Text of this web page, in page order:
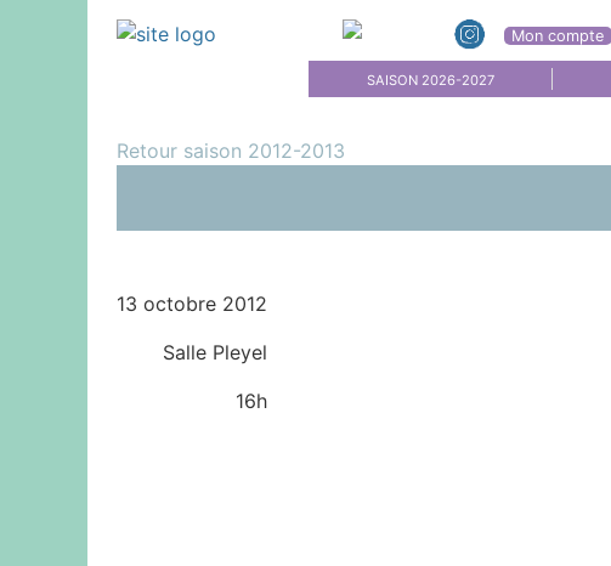
Mon compte
SAISON 2026-2027
Retour saison 2012-2013
13 octobre 2012
Salle Pleyel
16h